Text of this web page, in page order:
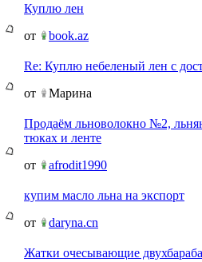
Куплю лен
от
book.az
Re: Куплю небеленый лен с
от
Марина
Продаём льноволокно №2,
тюках и ленте
от
afrodit1990
купим масло льна на экспорт
от
daryna.cn
Жатки очесывающие